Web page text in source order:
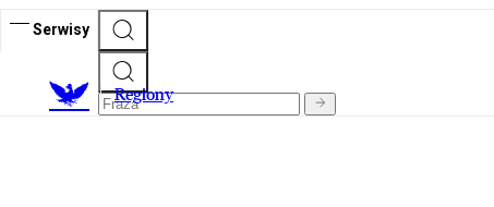
Serwisy
Regiony